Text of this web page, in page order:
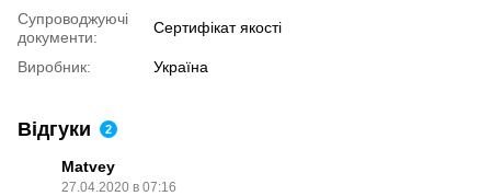
Супроводжуючі
документи:
Сертифікат якості
Виробник: Україна
Відгуки 2
Matvey
27.04.2020 в 07:16